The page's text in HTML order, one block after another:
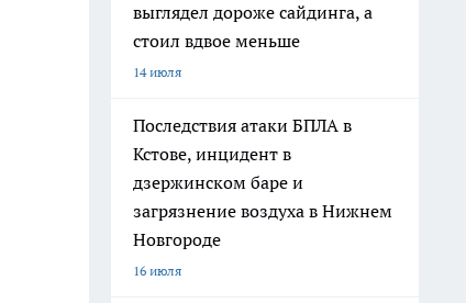
выглядел дороже сайдинга, а
стоил вдвое меньше
14 июля
Последствия атаки БПЛА в
Кстове, инцидент в
дзержинском баре и
загрязнение воздуха в Нижнем
Новгороде
16 июля